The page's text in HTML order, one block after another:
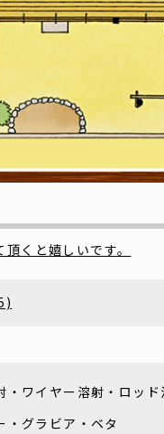
くと嬉しいです。
・ワイヤー溶射・ロッド
・グラビア・ベタ